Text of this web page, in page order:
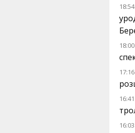
18:54
18:00
17:16
16:41
16:03